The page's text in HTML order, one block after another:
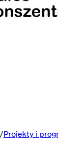
Projekty i